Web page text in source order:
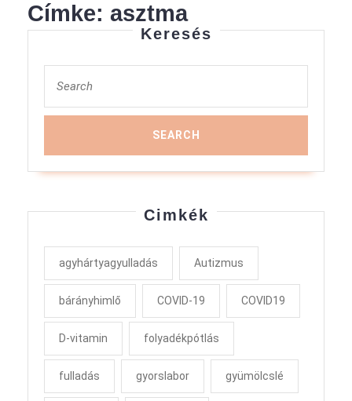
Címke: asztma
Keresés
for:
Cimkék
agyhártyagyulladás Autizmus
bárányhimlő COVID-19 COVID19
D-vitamin folyadékpótlás
fulladás gyorslabor gyümölcslé